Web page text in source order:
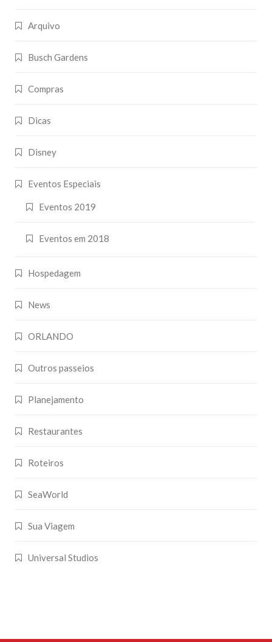
Arquivo
Busch Gardens
Compras
Dicas
Disney
Eventos Especiais
Eventos 2019
Eventos em 2018
Hospedagem
News
ORLANDO
Outros passeios
Planejamento
Restaurantes
Roteiros
SeaWorld
Sua Viagem
Universal Studios